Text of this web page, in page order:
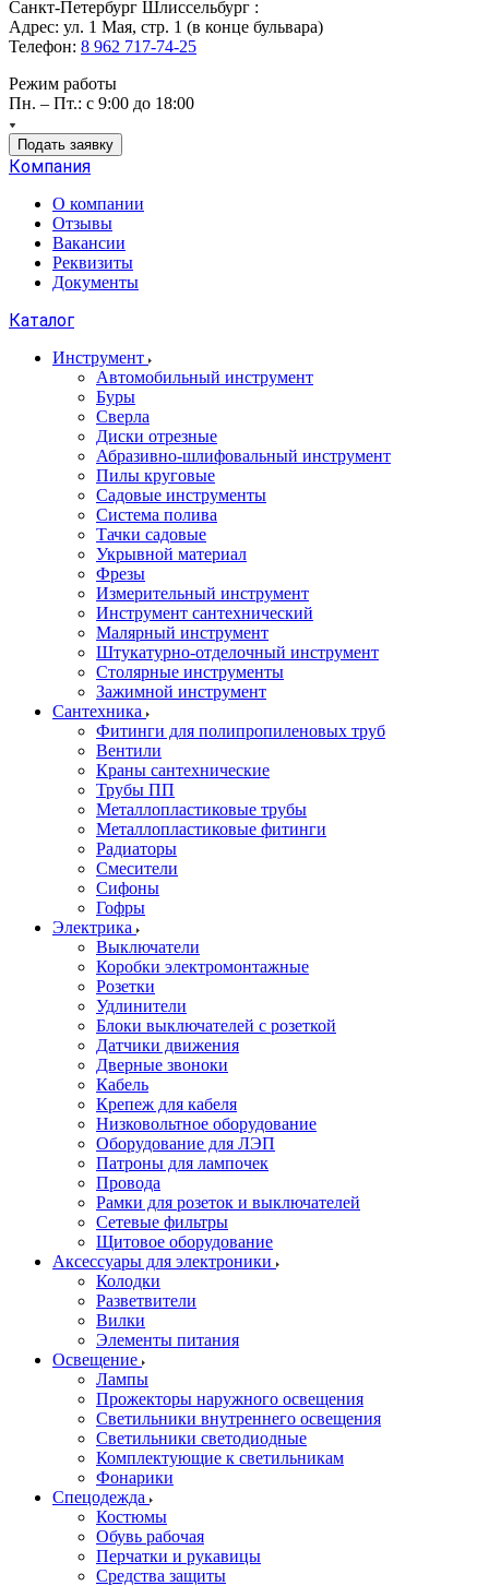
Санкт-Петербург Шлиссельбург :
Адрес: ул. 1 Мая, стр. 1 (в конце бульвара)
Телефон: 8 962 717-74-25
Режим работы
Пн. – Пт.: с 9:00 до 18:00
Подать заявку
Компания
О компании
Отзывы
Вакансии
Реквизиты
Документы
Каталог
Инструмент
Автомобильный инструмент
Буры
Сверла
Диски отрезные
Абразивно-шлифовальный инструмент
Пилы круговые
Садовые инструменты
Система полива
Тачки садовые
Укрывной материал
Фрезы
Измерительный инструмент
Инструмент сантехнический
Малярный инструмент
Штукатурно-отделочный инструмент
Cтолярные инструменты
Зажимной инструмент
Сантехника
Фитинги для полипропиленовых труб
Вентили
Краны сантехнические
Трубы ПП
Металлопластиковые трубы
Металлопластиковые фитинги
Радиаторы
Смесители
Сифоны
Гофры
Электрика
Выключатели
Коробки электромонтажные
Розетки
Удлинители
Блоки выключателей с розеткой
Датчики движения
Дверные звоноки
Кабель
Крепеж для кабеля
Низковольтное оборудование
Оборудование для ЛЭП
Патроны для лампочек
Провода
Рамки для розеток и выключателей
Сетевые фильтры
Щитовое оборудование
Аксессуары для электроники
Колодки
Разветвители
Вилки
Элементы питания
Освещение
Лампы
Прожекторы наружного освещения
Светильники внутреннего освещения
Светильники светодиодные
Комплектующие к светильникам
Фонарики
Спецодежда
Костюмы
Обувь рабочая
Перчатки и рукавицы
Средства защиты